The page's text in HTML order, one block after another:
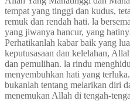
tempat yang tinggi dan kudus,
remuk dan rendah hati. la
yang jiwanya hancur, yang
Perhatikanlah kabar baik yang
keputusasaan dan kelelahan,
dan pemulihan. la rindu
menyembuhkan hati yang
bukanlah tentang melarikan diri
menemukan Allah di tengah-